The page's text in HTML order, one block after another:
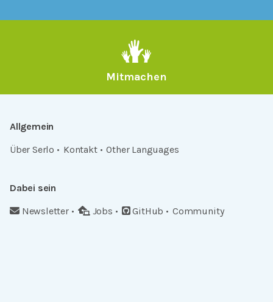
Mitmachen
Allgemein
Über Serlo
Kontakt Other Languages
Dabei sein
Newsletter
Jobs GitHub Community